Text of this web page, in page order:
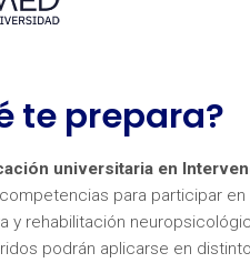
te prepara?
universitaria en
para participar
y rehabilitación
podrán aplicarse en